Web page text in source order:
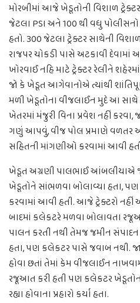
મોરબીમાં આજે ખેડૂતોની વિશાળ
જેટલા PSI અને 100 થી વધુ
હતો. 300 જેટલા ટ્રેક્ટર સાથેની
રાજપર ચોકડી પાસે અટકાવી દેવામાં
ખોરવાઈ નહિ માટે ટ્રેક્ટર રેલીને
જો કે ખેડૂત આગેવાનોએ ત્યાંથી
મળી ખેડૂતોના વીજલાઈન મુદે આ
ખેતરમાં મંજુરી વિના પ્રવેશ નહીં
ગણું આપવું, વીજ પોલ પ્રમાણે વળતર
સહિતની માંગણીઓ કરવામાં આવી
ખેડૂત અગ્રણી પાલભાઈ આંબલીયાએ
ખેડૂતોને સાંભળવા બોલાવ્યા હતા, પણ
કરવામાં આવી હતી. આજે ટ્રેક્ટરો નહીં
બાદમાં કલેકટરે મળવા બોલાવતા
પાલન કરતી નથી તેમજ જમીન સંપાદન
હતા, પણ કલેકટર પાસે જવાબ નથી.
હોવા છતાં તેમાં કેમ વીજલાઈન
રજૂઆત કરી હતી પણ કલેકટર ખેડૂતોના
રહ્યા હોવાના પ્રહારો કર્યા હતા.